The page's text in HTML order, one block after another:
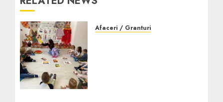
Afaceri / Granturi